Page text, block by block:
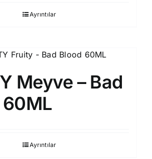
Ayrıntılar
Meyve – Bad
Ayrıntılar